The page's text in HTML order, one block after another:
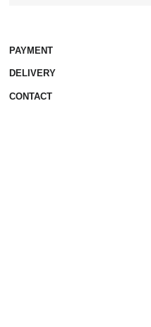
PAYMENT
DELIVERY
CONTACT